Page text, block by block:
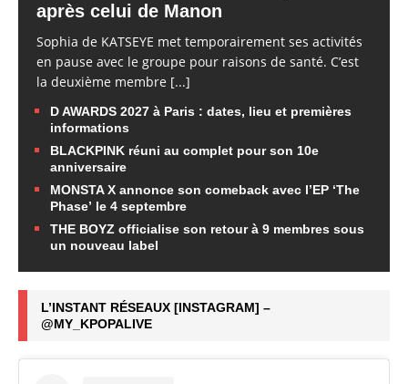
après celui de Manon
Sophia de KATSEYE met temporairement ses activités
en pause avec le groupe pour raisons de santé. C’est
la deuxième membre [...]
D AWARDS 2027 à Paris : dates, lieu et premières
informations
BLACKPINK réuni au complet pour son 10e
anniversaire
MONSTA X annonce son comeback avec l’EP ‘The
Phase’ le 4 septembre
THE BOYZ officialise son retour à 9 membres sous
un nouveau label
L’INSTANT RÉSEAUX [INSTAGRAM] –
@MY_KPOPALIVE